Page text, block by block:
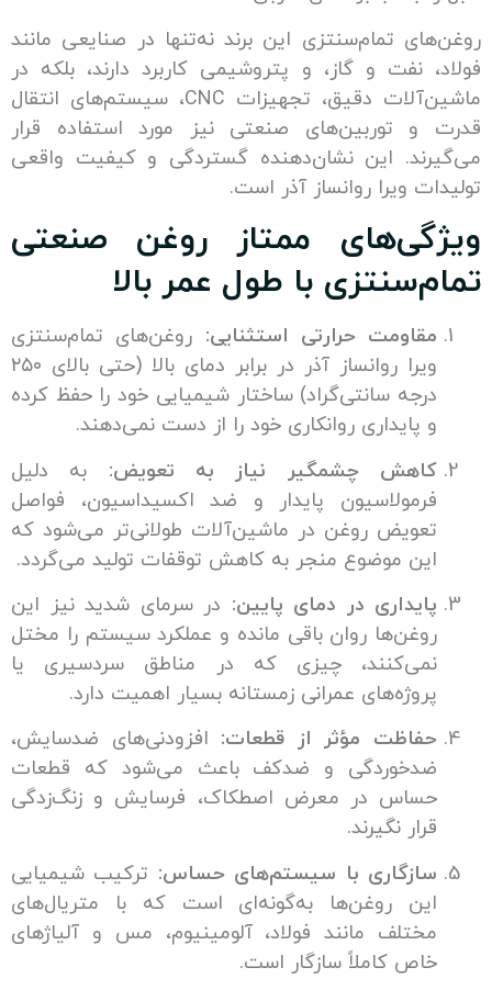
تمام‌سنتزی این برند نه‌تنها در صنایعی مانند
نفت و گاز، و پتروشیمی کاربرد دارند، بلکه در
ماشین‌آلات دقیق، تجهیزات CNC، سیستم‌های انتقال
توربین‌های صنعتی نیز مورد استفاده قرار
این نشان‌دهنده گستردگی و کیفیت واقعی
ویرا روانساز آذر است.
ممتاز روغن صنعتی
با طول عمر بالا
حرارتی استثنایی:روغن‌های تمام‌سنتزی
ویرا روانساز آذر در برابر دمای بالا (حتی بالای ۲۵۰
سانتی‌گراد) ساختار شیمیایی خود را حفظ کرده
روانکاری خود را از دست نمی‌دهند.
چشمگیر نیاز به تعویض: به دلیل
پایدار و ضد اکسیداسیون، فواصل
روغن در ماشین‌آلات طولانی‌تر می‌شود که
موضوع منجر به کاهش توقفات تولید می‌گردد.
در دمای پایین:در سرمای شدید نیز این
روان باقی مانده و عملکرد سیستم را مختل
چیزی که در مناطق سردسیری یا
عمرانی زمستانه بسیار اهمیت دارد.
مؤثر از قطعات: افزودنی‌های ضدسایش،
و ضدکف باعث می‌شود که قطعات
در معرض اصطکاک، فرسایش و زنگ‌زدگی
نگیرند.
با سیستم‌های حساس:ترکیب شیمیایی
روغن‌ها به‌گونه‌ای است که با متریال‌های
مانند فولاد، آلومینیوم، مس و آلیاژهای
کاملاً سازگار است.